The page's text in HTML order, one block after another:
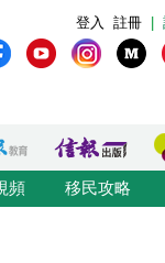
註冊
登入
頻 移民攻略